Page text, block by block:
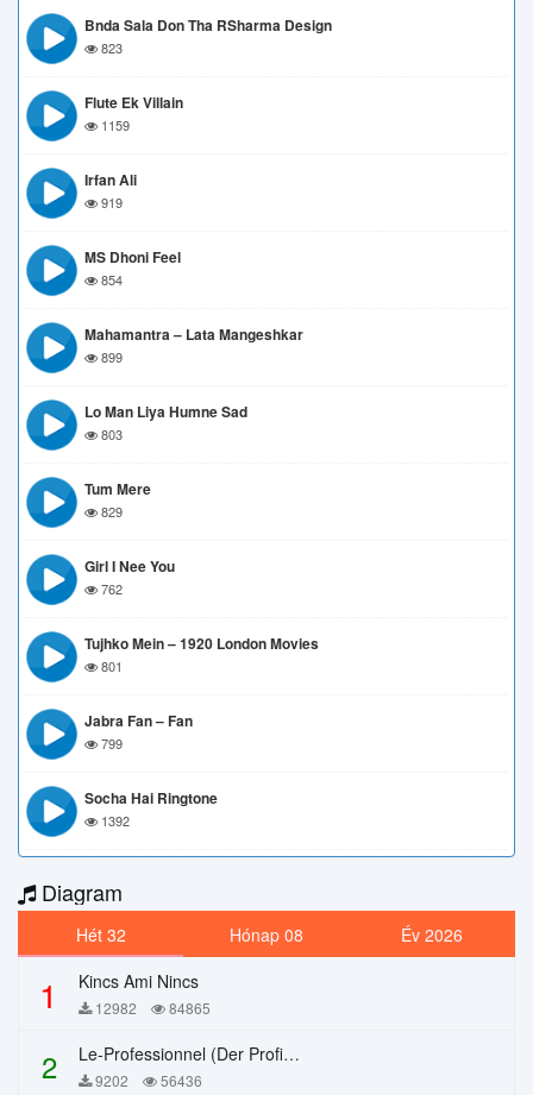
Bnda Sala Don Tha RSharma Design
823
Flute Ek Villain
1159
Irfan Ali
919
MS Dhoni Feel
854
Mahamantra – Lata Mangeshkar
899
Lo Man Liya Humne Sad
803
Tum Mere
829
Girl I Nee You
762
Tujhko Mein – 1920 London Movies
801
Jabra Fan – Fan
799
Socha Hai Ringtone
1392
Diagram
Hét 32 Hónap 08 Év 2026
1 Kincs Ami Nincs
12982 84865
2 Le-Professionnel (Der Profi) – Chi Mai
9202 56436